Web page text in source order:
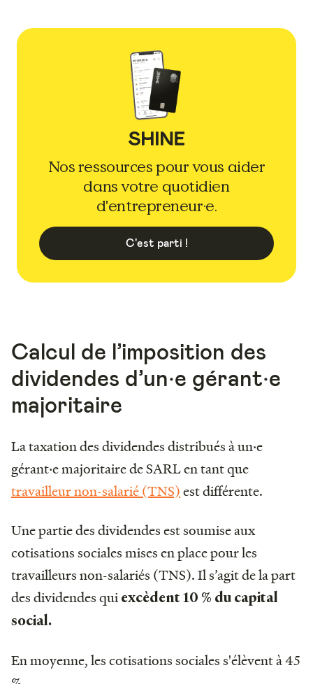
Nos ressources pour vous aider
dans votre quotidien
d'entrepreneur·e.
C'est parti !
Calcul de l’imposition des
dividendes d’un‧e gérant‧e
majoritaire
La taxation des dividendes distribués à un‧e
gérant‧e majoritaire de SARL en tant que
travailleur non-salarié (TNS)est différente.
Une partie des dividendes est soumise aux
cotisations sociales mises en place pour les
travailleurs non-salariés (TNS). Il s’agit de la part
des dividendes qui excèdent 10 % du capital
social.
En moyenne, les cotisations sociales s'élèvent à 45